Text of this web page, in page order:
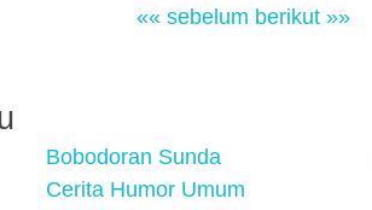
«« sebelum berikut »»
Bobodoran Sunda
Cerita Humor Umum